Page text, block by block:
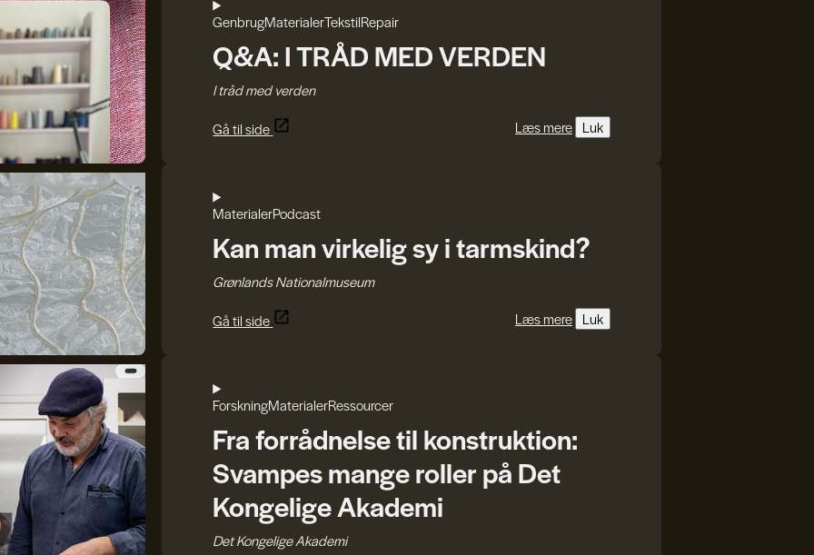
GenbrugMaterialerTekstilRepair
Q&A: I TRÅD MED VERDEN
I tråd med verden
Gå til side
Læs mere Luk
MaterialerPodcast
Kan man virkelig sy i tarmskind?
Grønlands Nationalmuseum
Gå til side
Læs mere Luk
ForskningMaterialerRessourcer
Fra forrådnelse til konstruktion:
Svampes mange roller på Det
Kongelige Akademi
Det Kongelige Akademi